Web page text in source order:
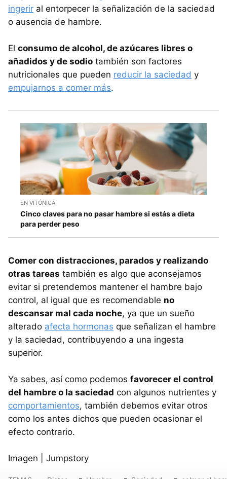
ingerir al entorpecer la señalización de la saciedad
o ausencia de hambre.
El consumo de alcohol, de azúcares libres o
añadidos y de sodio también son factores
nutricionales que pueden reducir la saciedad y
empujarnos a comer más.
EN VITÓNICA
Cinco claves para no pasar hambre si estás a dieta
para perder peso
Comer con distracciones, parados y realizando
otras tareas también es algo que aconsejamos
evitar si pretendemos mantener el hambre bajo
control, al igual que es recomendable no
descansar mal cada noche, ya que un sueño
alterado afecta hormonas que señalizan el hambre
y la saciedad, contribuyendo a una ingesta
superior.
Ya sabes, así como podemos favorecer el control
del hambre o la saciedad con algunos nutrientes y
comportamientos, también debemos evitar otros
como los antes dichos que pueden ocasionar el
efecto contrario.
Imagen | Jumpstory